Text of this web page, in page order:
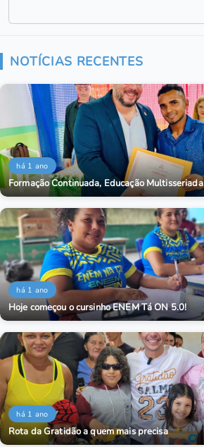
NOTÍCIAS RECENTES
há 1 ano
Formação Continuada, Educação Multisseriada
há 1 ano
Hoje começou o cursinho ENEM Tá ON 5.0!
há 1 ano
Rota da Gratidão a quem mais precisa